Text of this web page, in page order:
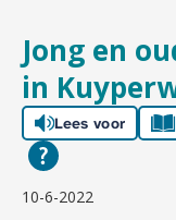
Jong en
in
Lees voor
10-6-2022